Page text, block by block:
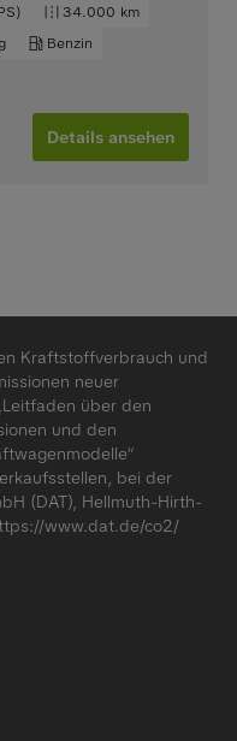
34.000 km
Benzin
Details ansehen
Kraftstoffverbrauch und
neuer
über den
und den
bei der
(DAT), Hellmuth-Hirth-
www.dat.de/co2/